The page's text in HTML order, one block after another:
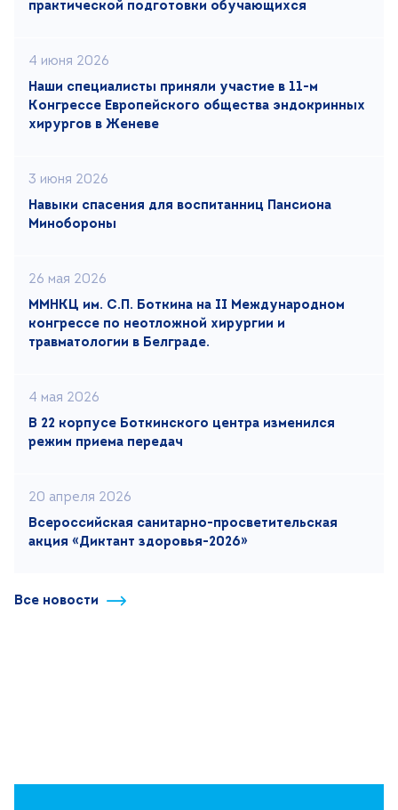
практической подготовки обучающихся
4 июня 2026
Наши специалисты приняли участие в 11-м
Конгрессе Европейского общества эндокринных
хирургов в Женеве
3 июня 2026
Навыки спасения для воспитанниц Пансиона
Минобороны
26 мая 2026
ММНКЦ им. С.П. Боткина на II Международном
конгрессе по неотложной хирургии и
травматологии в Белграде.
4 мая 2026
В 22 корпусе Боткинского центра изменился
режим приема передач
20 апреля 2026
Всероссийская санитарно-просветительская
акция «Диктант здоровья-2026»
Все новости